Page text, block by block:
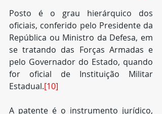
Posto é o grau hierárquico dos
oficiais, conferido pelo Presidente da
República ou Ministro da Defesa, em
se tratando das Forças Armadas e
pelo Governador do Estado, quando
for oficial de Instituição Militar
Estadual.[10]
A patente é o instrumento jurídico,